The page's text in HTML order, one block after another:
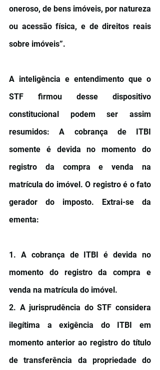
oneroso, de bens imóveis, por natureza
ou acessão física, e de direitos reais
sobre imóveis”.
A inteligência e entendimento que o
STF firmou desse dispositivo
constitucional podem ser assim
resumidos: A cobrança de ITBI
somente é devida no momento do
registro da compra e venda na
matrícula do imóvel. O registro é o fato
gerador do imposto. Extrai-se da
ementa:
1. A cobrança de ITBI é devida no
momento do registro da compra e
venda na matrícula do imóvel.
2. A jurisprudência do STF considera
ilegítima a exigência do ITBI em
momento anterior ao registro do título
de transferência da propriedade do